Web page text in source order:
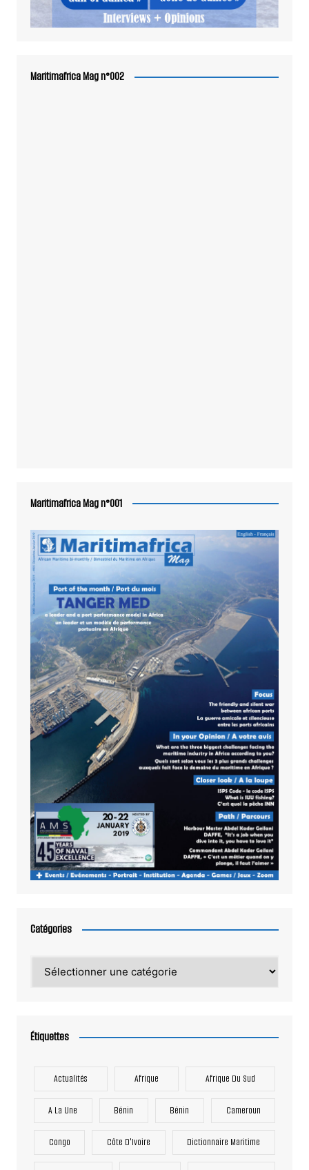
Maritimafrica Mag n°002
Maritimafrica Mag n°001
Catégories
Étiquettes
Actualités Afrique Afrique Du Sud
A La Une Bénin Bénin Cameroun
Congo Côte D'Ivoire Dictionnaire Maritime